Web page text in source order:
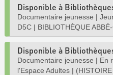
Disponible à
Documentaire jeunesse |
D5C | BIBLIOTHÈQUE
Disponible à
Documentaire jeunesse | En
l'Espace Adultes |